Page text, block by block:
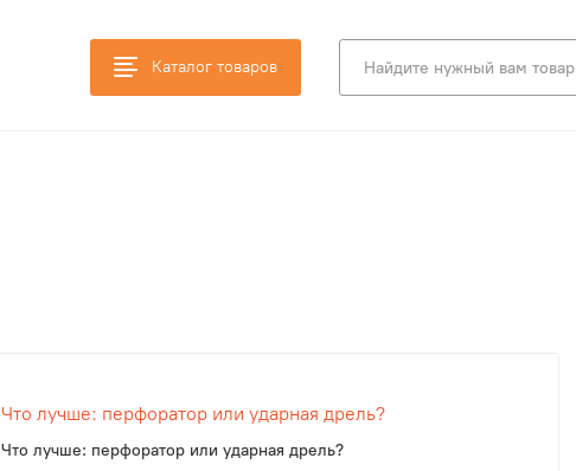
Каталог товаров
Что лучше: перфоратор или ударная дрель?
Что лучше: перфоратор или ударная дрель?